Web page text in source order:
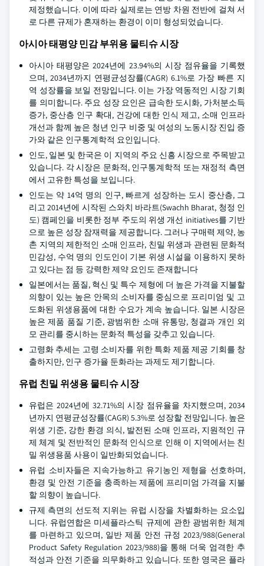
제정했습니다. 이에 따라 실제로는 연방 차원 전반에 걸쳐 서
로 다른 규제가 혼재하는 환경이 이미 형성되었습니다.
아시아 태평양 민감 부위용 물티슈 시장
아시아 태평양은 2024년에 23.94%의 시장 점유율을 기록했
으며, 2034년까지 연평균성장률(CAGR) 6.1%로 가장 빠른 지
역 성장률을 보일 전망입니다. 이는 가장 역동적인 시장 기회
를 의미합니다. 주요 성장 요인은 급속한 도시화, 가처분소득
증가, 중산층 인구 확대, 건강에 대한 인식 제고, 소매 인프라
개선과 함께 높은 청년 인구 비중 및 여성의 노동시장 진입 증
가와 같은 인구통계학적 요인입니다.
인도, 일본 및 한국은 이 지역의 주요 신흥 시장으로 주목받고
있습니다. 각 시장은 문화적, 인구통계학적 또는 재정적 측면
에서 고유한 특성을 보입니다.
인도는 약 14억 명의 인구, 빠르게 성장하는 도시 중산층, 그
리고 2014년에 시작된 스와치 바라트(Swachh Bharat, 청정 인
도) 캠페인을 비롯한 정부 주도의 위생 개선 initiatives를 기반
으로 높은 성장 잠재력을 제공합니다. 그러나 구매력 제약, 농
촌 지역의 제한적인 소매 인프라, 친밀 위생과 관련된 문화적
민감성, 수억 명의 인도인이 기본 위생 시설을 이용하지 못하
고 있다는 점 등 강력한 제약 요인도 존재합니다
일본에서는 품질, 혁신 및 특수 제형에 더 높은 가격을 지불할
의향이 있는 높은 안목의 소비자를 중심으로 프리미엄 및 고
도화된 위생용품에 대한 수요가 계속 높습니다. 일본 시장은
높은 제품 품질 기준, 광범위한 소매 유통망, 청결과 개인 외
모 관리를 중시하는 문화적 특성을 갖추고 있습니다.
고령화 추세는 고령 소비자를 위한 특화 제품 제공 기회를 창
출하지만, 인구 증가율 둔화라는 과제도 제기합니다.
유럽 친밀 위생용 물티슈 시장
유럽은 2024년에 32.71%의 시장 점유율을 차지했으며, 2034
년까지 연평균성장률(CAGR) 5.3%로 성장할 전망입니다. 높은
위생 기준, 강한 환경 의식, 발전된 소매 인프라, 지원적인 규
제 체계 및 전반적인 문화적 인식으로 인해 이 지역에서는 친
밀 위생용품 사용이 일반화되었습니다.
유럽 소비자들은 지속가능하고 유기농인 제형을 선호하며,
환경 및 안전 기준을 충족하는 제품에 프리미엄 가격을 지불
할 의향이 높습니다.
규제 측면의 선도적 지위는 유럽 시장을 차별화하는 요소입
니다. 유럽연합은 미세플라스틱 규제에 관한 광범위한 체계
를 마련하고 있으며, 일반 제품 안전 규정 2023/988(General
Product Safety Regulation 2023/988)을 통해 더욱 엄격한 추
적성과 안전 기준을 의무화하고 있습니다. 또한 영국은 플라